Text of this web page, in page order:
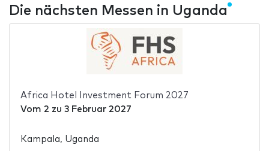
Die nächsten Messen in Uganda
Africa Hotel Investment Forum 2027
Vom 2 zu 3 Februar 2027
Kampala, Uganda